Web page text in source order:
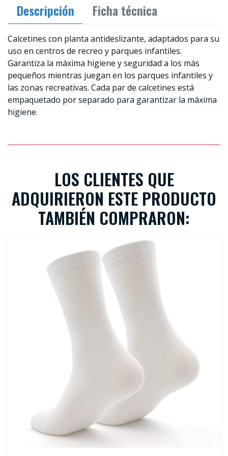
Descripción Ficha técnica
Calcetines con planta antideslizante, adaptados para su
uso en centros de recreo y parques infantiles.
Garantiza la máxima higiene y seguridad a los más
pequeños mientras juegan en los parques infantiles y
las zonas recreativas. Cada par de calcetines está
empaquetado por separado para garantizar la máxima
higiene.
LOS CLIENTES QUE
ADQUIRIERON ESTE PRODUCTO
TAMBIÉN COMPRARON: